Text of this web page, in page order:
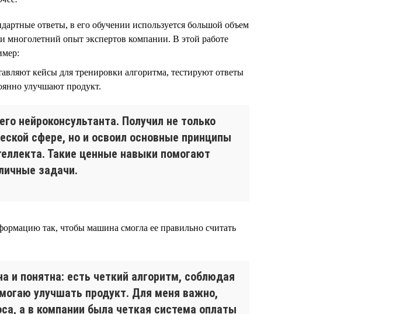
ответы, в его обучении используется большой объем
опыт экспертов компании. В этой работе
кейсы для тренировки алгоритма, тестируют ответы
улучшают продукт.
нейроконсультанта. Получил не только
сфере, но и освоил основные принципы
Такие ценные навыки помогают
задачи.
так, чтобы машина смогла ее правильно считать
и понятна: есть четкий алгоритм, соблюдая
улучшать продукт. Для меня важно,
а в компании была четкая система оплаты